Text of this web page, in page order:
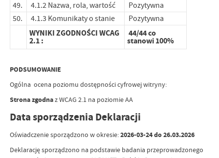
49.
4.1.2 Nazwa, rola, wartość
Pozytywna
50.
4.1.3 Komunikaty o stanie Pozytywna
WYNIKI ZGODNOŚCI WCAG
2.1 :
44/44 co
stanowi 100%
PODSUMOWANIE
Ogólna ocena poziomu dostępności cyfrowej witryny:
Strona zgodnaz WCAG 2.1 na poziomie AA
Data sporządzenia Deklaracji
Oświadczenie sporządzono w okresie:2026-03-24 do 26.03.2026
Deklarację sporządzono na podstawie badania przeprowadzonego